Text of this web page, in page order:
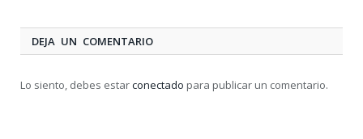
DEJA UN COMENTARIO
Lo siento, debes estarconectado para publicar un comentario.